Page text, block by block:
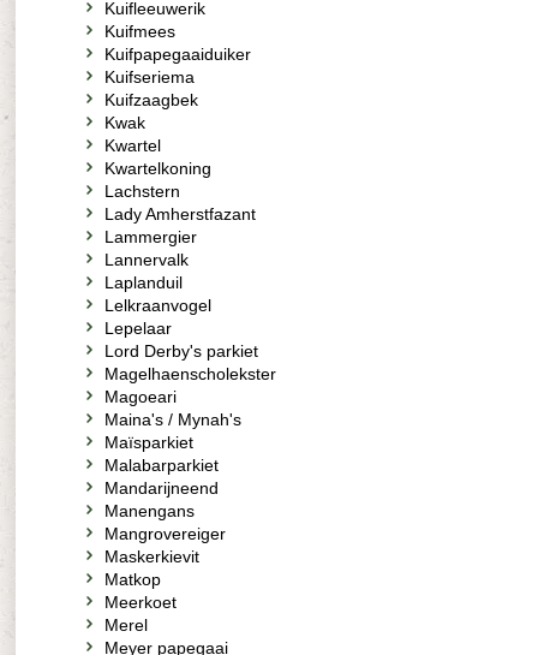
Kuifleeuwerik
Kuifmees
Kuifpapegaaiduiker
Kuifseriema
Kuifzaagbek
Kwak
Kwartel
Kwartelkoning
Lachstern
Lady Amherstfazant
Lammergier
Lannervalk
Laplanduil
Lelkraanvogel
Lepelaar
Lord Derby's parkiet
Magelhaenscholekster
Magoeari
Maina's / Mynah's
Maïsparkiet
Malabarparkiet
Mandarijneend
Manengans
Mangrovereiger
Maskerkievit
Matkop
Meerkoet
Merel
Meyer papegaai